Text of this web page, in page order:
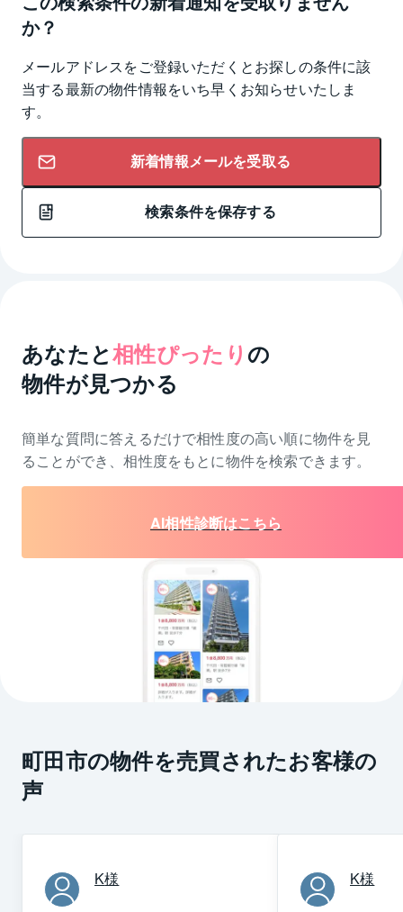
か？
メールアドレスをご登録いただくとお探しの条件に該
当する最新の物件情報をいち早くお知らせいたしま
す。
新着情報メールを受取る
検索条件を保存する
あなたと相性ぴったり の
物件が見つかる
簡単な質問に答えるだけで相性度の高い順に物件を 見
ることができ、相性度をもとに物件を検索できます。
AI相性診断はこちら
町田市の物件を売買されたお客様の
声
K様 K様